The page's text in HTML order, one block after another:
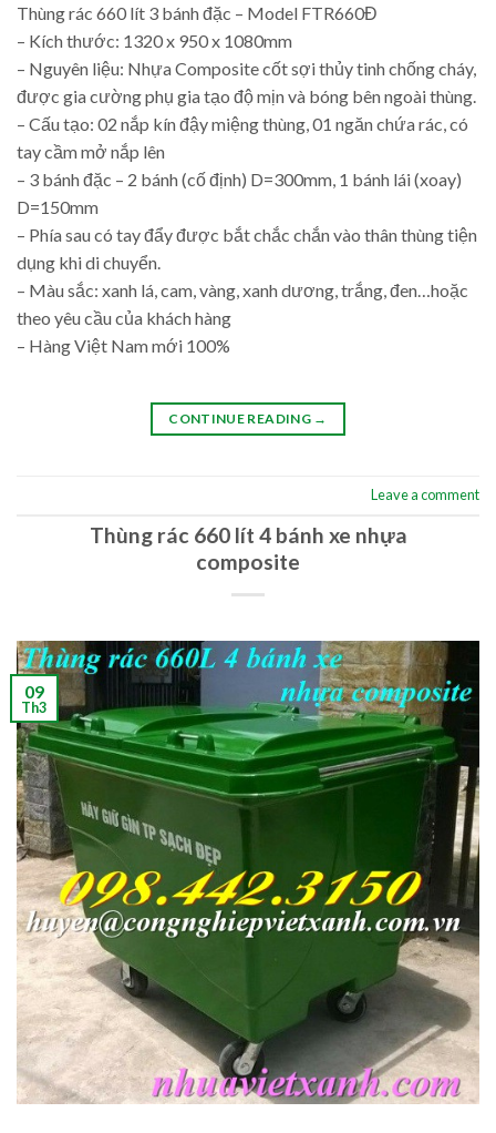
Thùng rác 660 lít 3 bánh đặc – Model FTR660Đ
– Kích thước: 1320 x 950 x 1080mm
– Nguyên liệu: Nhựa Composite cốt sợi thủy tinh chống cháy,
được gia cường phụ gia tạo độ mịn và bóng bên ngoài thùng.
– Cấu tạo: 02 nắp kín đậy miệng thùng, 01 ngăn chứa rác, có
tay cầm mở nắp lên
– 3 bánh đặc – 2 bánh (cố định) D=300mm, 1 bánh lái (xoay)
D=150mm
– Phía sau có tay đẩy được bắt chắc chắn vào thân thùng tiện
dụng khi di chuyển.
– Màu sắc: xanh lá, cam, vàng, xanh dương, trắng, đen…hoặc
theo yêu cầu của khách hàng
– Hàng Việt Nam mới 100%
CONTINUE READING →
Leave a comment
Thùng rác 660 lít 4 bánh xe nhựa
composite
09
Th3